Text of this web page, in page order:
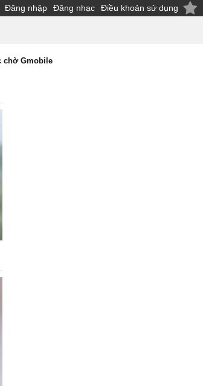
Đăng nhập Đăng nhạc Điều khoản sử dụng
chờ Gmobile